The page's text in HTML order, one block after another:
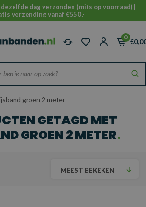
dag verzonden (mits op voorraad) |
verzending vanaf €550,-
0
groen 2 meter
GETAGD MET
GROEN 2 METER
MEEST BEKEKEN